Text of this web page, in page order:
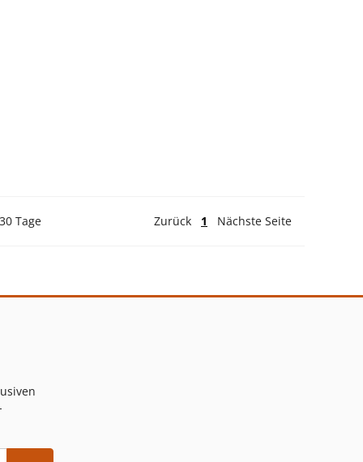
Tage Zurück 1 Nächste Seite